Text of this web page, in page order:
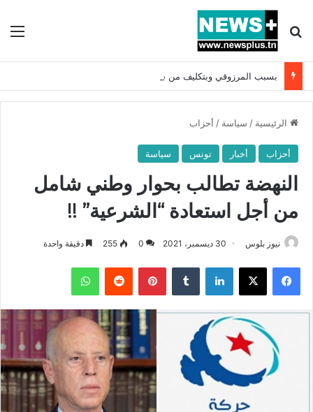
بحث عن
الرئيسية / سياسة / أحزاب
أحزاب أخبار تونس سياسة
النهضة تطالب بحوار وطني شامل
من أجل استعادة “الشرعية” !!
نيوز بلوس 30 ديسمبر، 2021 0
255 دقيقة واحدة
فيسبوك X لينكدإن بينتيريست واتساب